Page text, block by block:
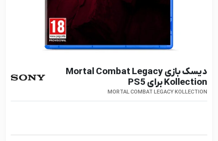
دیسک بازی Mortal Combat Legacy
Kollection برای PS5
MORTAL COMBAT LEGACY KOLLECTION